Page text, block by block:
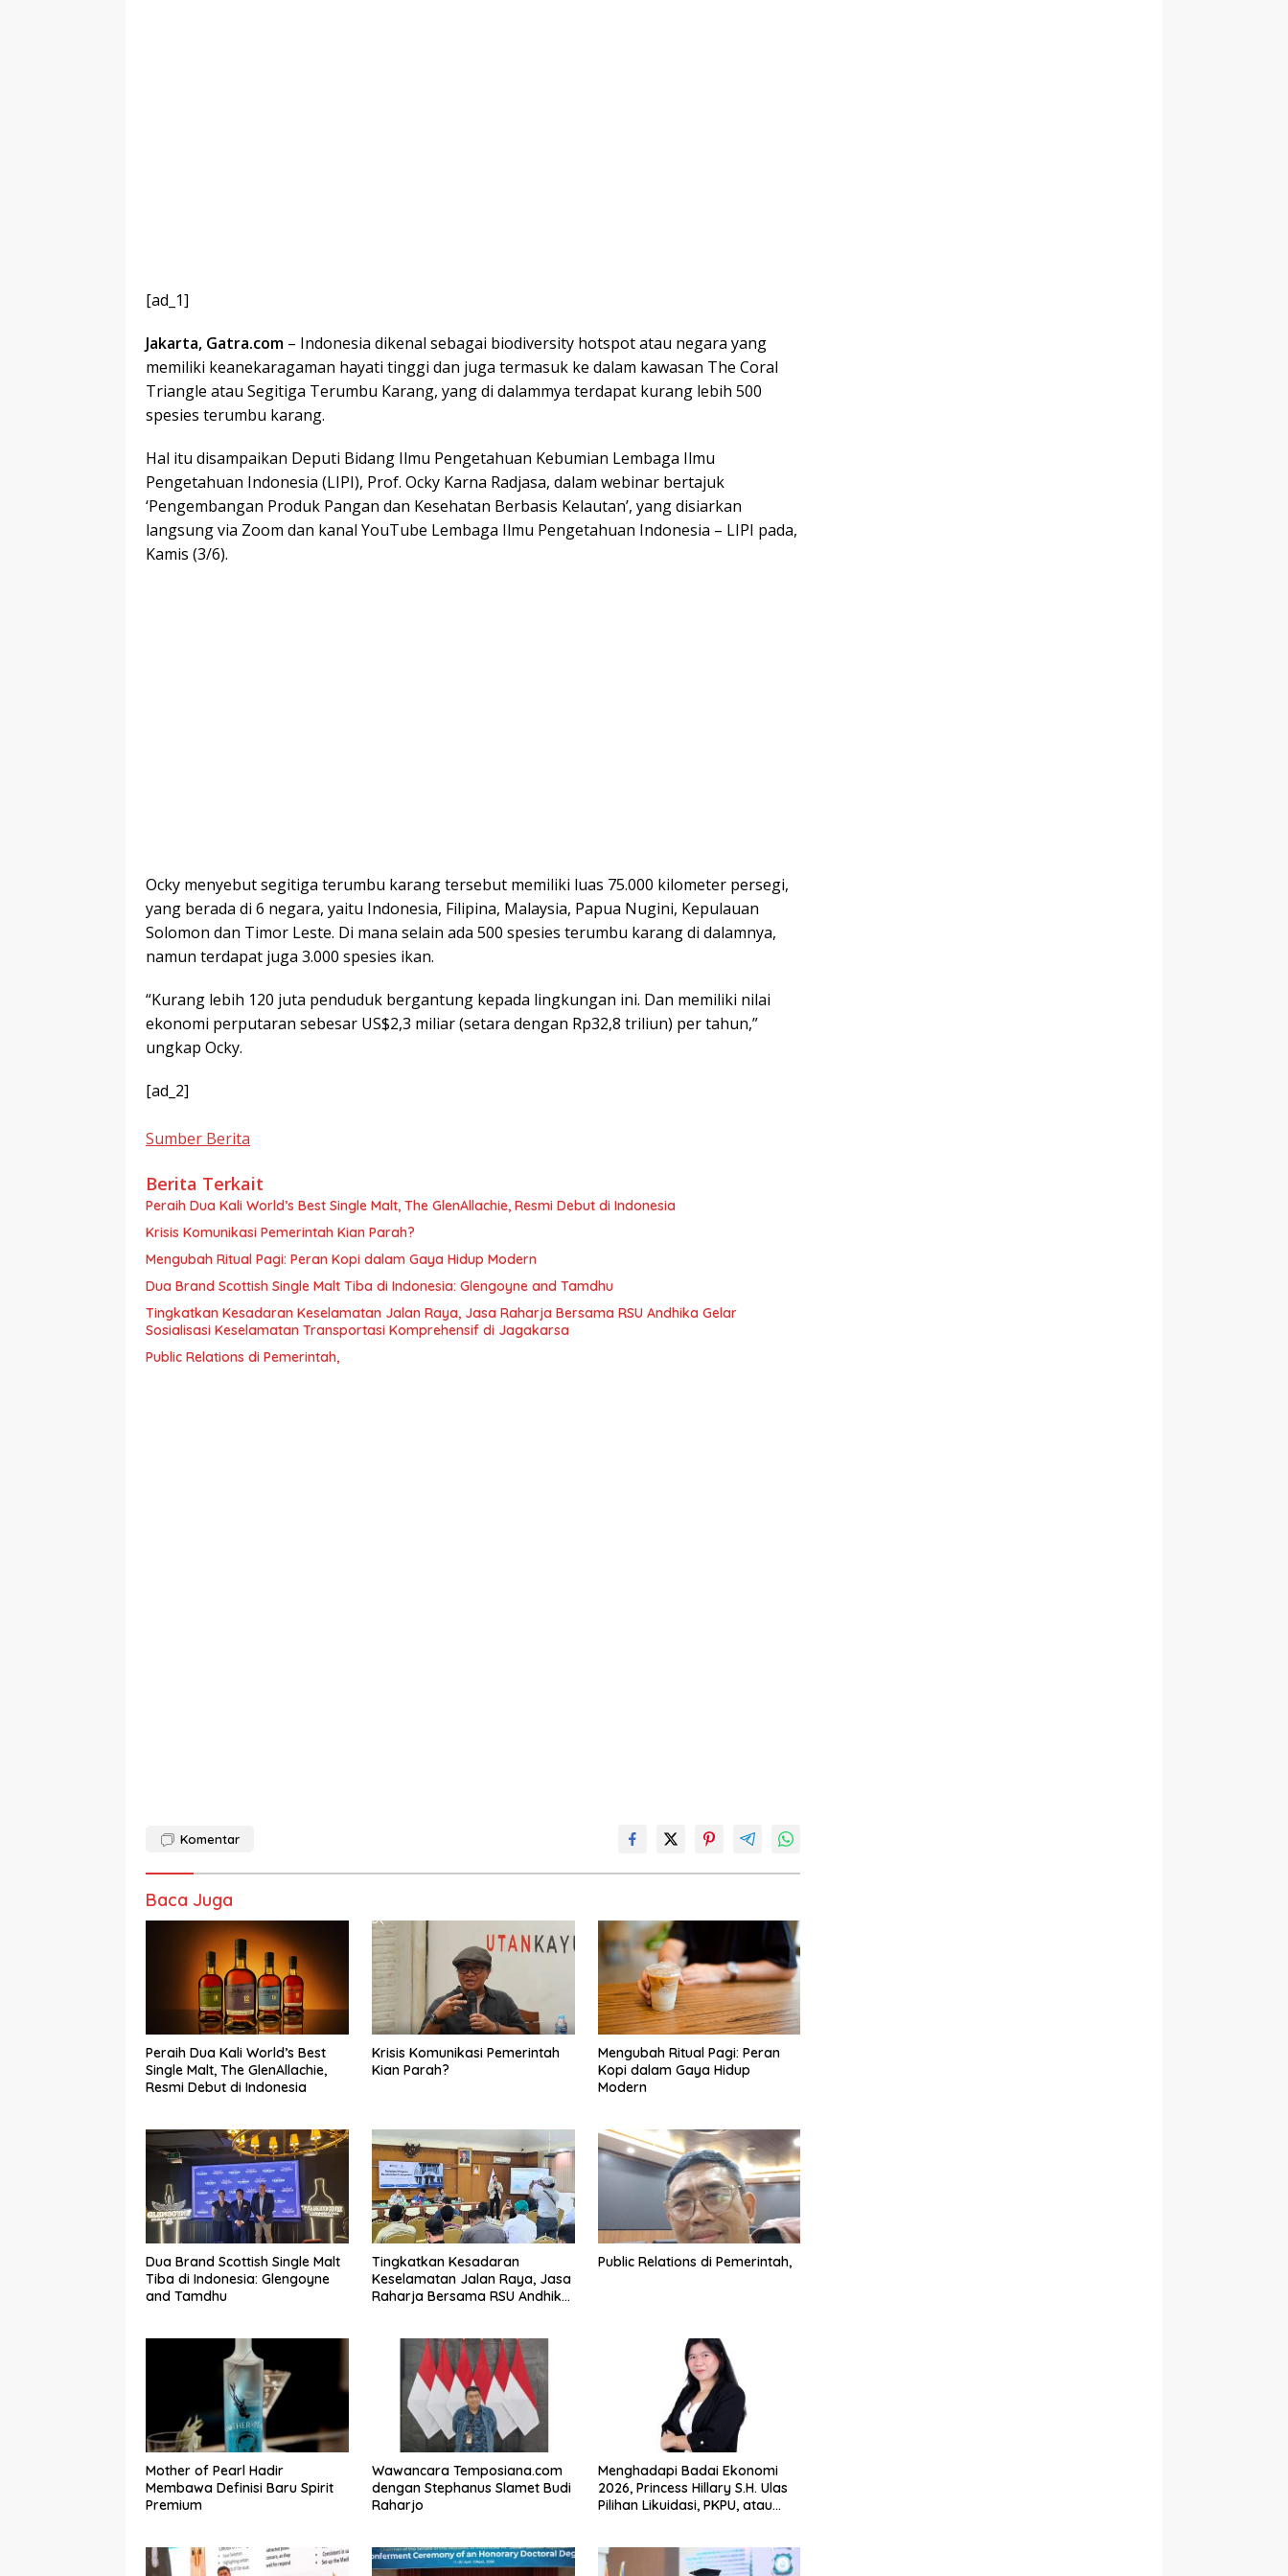
[ad_1]
Jakarta, Gatra.com – Indonesia dikenal sebagai biodiversity hotspot atau negara yang
memiliki keanekaragaman hayati tinggi dan juga termasuk ke dalam kawasan The Coral
Triangle atau Segitiga Terumbu Karang, yang di dalammya terdapat kurang lebih 500
spesies terumbu karang.
Hal itu disampaikan Deputi Bidang Ilmu Pengetahuan Kebumian Lembaga Ilmu
Pengetahuan Indonesia (LIPI), Prof. Ocky Karna Radjasa, dalam webinar bertajuk
‘Pengembangan Produk Pangan dan Kesehatan Berbasis Kelautan’, yang disiarkan
langsung via Zoom dan kanal YouTube Lembaga Ilmu Pengetahuan Indonesia – LIPI pada,
Kamis (3/6).
Ocky menyebut segitiga terumbu karang tersebut memiliki luas 75.000 kilometer persegi,
yang berada di 6 negara, yaitu Indonesia, Filipina, Malaysia, Papua Nugini, Kepulauan
Solomon dan Timor Leste. Di mana selain ada 500 spesies terumbu karang di dalamnya,
namun terdapat juga 3.000 spesies ikan.
“Kurang lebih 120 juta penduduk bergantung kepada lingkungan ini. Dan memiliki nilai
ekonomi perputaran sebesar US$2,3 miliar (setara dengan Rp32,8 triliun) per tahun,”
ungkap Ocky.
[ad_2]
Sumber Berita
Berita Terkait
Peraih Dua Kali World’s Best Single Malt, The GlenAllachie, Resmi Debut di Indonesia
Krisis Komunikasi Pemerintah Kian Parah?
Mengubah Ritual Pagi: Peran Kopi dalam Gaya Hidup Modern
Dua Brand Scottish Single Malt Tiba di Indonesia: Glengoyne and Tamdhu
Tingkatkan Kesadaran Keselamatan Jalan Raya, Jasa Raharja Bersama RSU Andhika Gelar
Sosialisasi Keselamatan Transportasi Komprehensif di Jagakarsa
Public Relations di Pemerintah,
Komentar
Baca Juga
Peraih Dua Kali World’s Best
Single Malt, The GlenAllachie,
Resmi Debut di Indonesia
Krisis Komunikasi Pemerintah
Kian Parah?
Mengubah Ritual Pagi: Peran
Kopi dalam Gaya Hidup
Modern
Dua Brand Scottish Single Malt
Tiba di Indonesia: Glengoyne
and Tamdhu
Tingkatkan Kesadaran
Keselamatan Jalan Raya, Jasa
Raharja Bersama RSU Andhika
Jagakarsa
Public Relations di Pemerintah,
Mother of Pearl Hadir
Membawa Definisi Baru Spirit
Premium
Wawancara Temposiana.com
dengan Stephanus Slamet Budi
Raharjo
Menghadapi Badai Ekonomi
2026, Princess Hillary S.H. Ulas
Pilihan Likuidasi, PKPU, atau